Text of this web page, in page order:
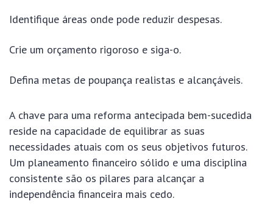
Identifique áreas onde pode reduzir despesas.
Crie um orçamento rigoroso e siga-o.
Defina metas de poupança realistas e alcançáveis.
A chave para uma reforma antecipada bem-sucedida
reside na capacidade de equilibrar as suas
necessidades atuais com os seus objetivos futuros.
Um planeamento financeiro sólido e uma disciplina
consistente são os pilares para alcançar a
independência financeira mais cedo.